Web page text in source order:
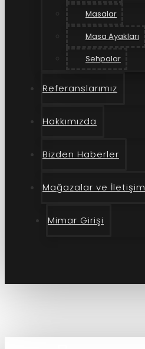
Masalar
Masa Ayakları
Sehpalar
Referanslarımız
Hakkımızda
Bizden Haberler
Mağazalar ve İletişim
Mimar Girişi